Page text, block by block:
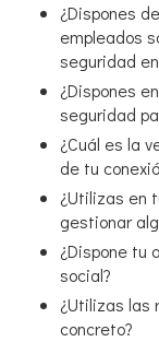
¿Dispones
empleados
seguridad
¿Dispones
seguridad
¿Cuál es la
de tu
¿Utilizas en
gestionar
¿Dispone tu
social?
¿Utilizas las
concreto?